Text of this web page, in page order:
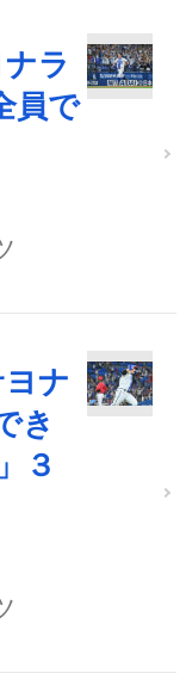
ラ
員で
ヨナ
き
３